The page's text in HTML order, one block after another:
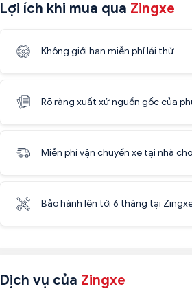
Lợi ích khi mua qua Zingxe
Không giới hạn miễn phí lái thử
Rõ ràng xuất xứ nguồn gốc của
Miễn phí vận chuyển xe tại nhà
Bảo hành lên tới 6 tháng tại
Dịch vụ của Zingxe